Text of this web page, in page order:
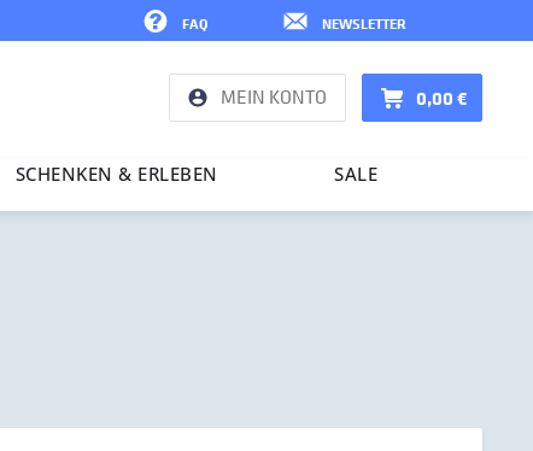
NEWSLETTER
FAQ
MEIN KONTO 0,00 €
SCHENKEN & ERLEBEN SALE